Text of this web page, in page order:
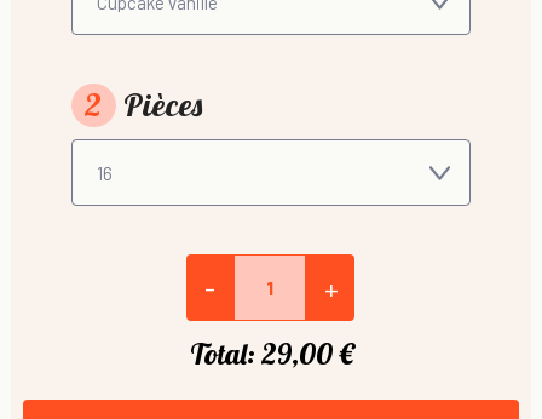
2 Pièces
- +
Total: 29,00 €